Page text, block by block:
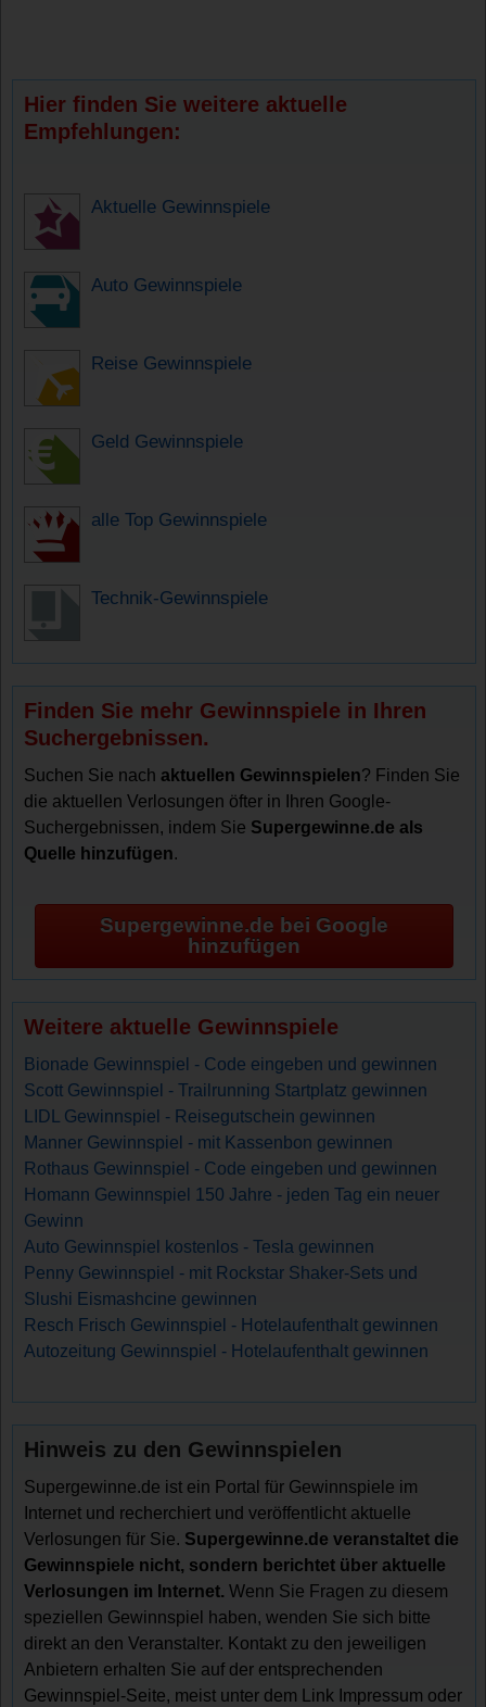
Hier finden Sie weitere aktuelle
Empfehlungen:
Aktuelle Gewinnspiele
Auto Gewinnspiele
Reise Gewinnspiele
Geld Gewinnspiele
alle Top Gewinnspiele
Technik-Gewinnspiele
Finden Sie mehr Gewinnspiele in Ihren
Suchergebnissen.
Suchen Sie nachaktuellen Gewinnspielen? Finden Sie
die aktuellen Verlosungen öfter in Ihren Google-
Suchergebnissen, indem Sie Supergewinne.de als
Quelle hinzufügen.
Supergewinne.de bei Google
hinzufügen
Weitere aktuelle Gewinnspiele
Bionade Gewinnspiel - Code eingeben und gewinnen
Scott Gewinnspiel - Trailrunning Startplatz gewinnen
LIDL Gewinnspiel - Reisegutschein gewinnen
Manner Gewinnspiel - mit Kassenbon gewinnen
Rothaus Gewinnspiel - Code eingeben und gewinnen
Homann Gewinnspiel 150 Jahre - jeden Tag ein neuer
Gewinn
Auto Gewinnspiel kostenlos - Tesla gewinnen
Penny Gewinnspiel - mit Rockstar Shaker-Sets und
Slushi Eismashcine gewinnen
Resch Frisch Gewinnspiel - Hotelaufenthalt gewinnen
Autozeitung Gewinnspiel - Hotelaufenthalt gewinnen
Hinweis zu den Gewinnspielen
Supergewinne.de ist ein Portal für Gewinnspiele im
Internet und recherchiert und veröffentlicht aktuelle
Verlosungen für Sie. Supergewinne.de veranstaltet die
Gewinnspiele nicht, sondern berichtet über aktuelle
Verlosungen im Internet. Wenn Sie Fragen zu diesem
speziellen Gewinnspiel haben, wenden Sie sich bitte
direkt an den Veranstalter. Kontakt zu den jeweiligen
Anbietern erhalten Sie auf der entsprechenden
Gewinnspiel-Seite, meist unter dem Link Impressum oder